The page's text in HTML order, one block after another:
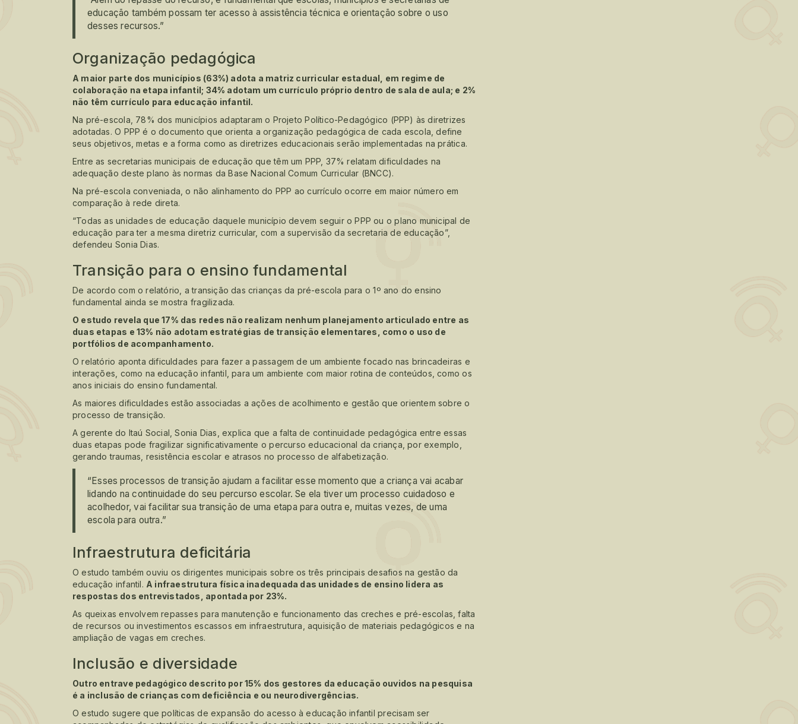
educação também possam ter acesso à assistência técnica e orientação sobre o uso
desses recursos.”
Organização pedagógica
A maior parte dos municípios (63%) adota a matriz curricular estadual, em regime de
colaboração na etapa infantil; 34% adotam um currículo próprio dentro de sala de aula; e 2%
não têm currículo para educação infantil.
Na pré-escola, 78% dos municípios adaptaram o Projeto Político-Pedagógico (PPP) às diretrizes
adotadas. O PPP é o documento que orienta a organização pedagógica de cada escola, define
seus objetivos, metas e a forma como as diretrizes educacionais serão implementadas na prática.
Entre as secretarias municipais de educação que têm um PPP, 37% relatam dificuldades na
adequação deste plano às normas da Base Nacional Comum Curricular (BNCC).
Na pré-escola conveniada, o não alinhamento do PPP ao currículo ocorre em maior número em
comparação à rede direta.
“Todas as unidades de educação daquele município devem seguir o PPP ou o plano municipal de
educação para ter a mesma diretriz curricular, com a supervisão da secretaria de educação”,
defendeu Sonia Dias.
Transição para o ensino fundamental
De acordo com o relatório, a transição das crianças da pré-escola para o 1º ano do ensino
fundamental ainda se mostra fragilizada.
O estudo revela que 17% das redes não realizam nenhum planejamento articulado entre as
duas etapas e 13% não adotam estratégias de transição elementares, como o uso de
portfólios de acompanhamento.
O relatório aponta dificuldades para fazer a passagem de um ambiente focado nas brincadeiras e
interações, como na educação infantil, para um ambiente com maior rotina de conteúdos, como os
anos iniciais do ensino fundamental.
As maiores dificuldades estão associadas a ações de acolhimento e gestão que orientem sobre o
processo de transição.
A gerente do Itaú Social, Sonia Dias, explica que a falta de continuidade pedagógica entre essas
duas etapas pode fragilizar significativamente o percurso educacional da criança, por exemplo,
gerando traumas, resistência escolar e atrasos no processo de alfabetização.
“Esses processos de transição ajudam a facilitar esse momento que a criança vai acabar
lidando na continuidade do seu percurso escolar. Se ela tiver um processo cuidadoso e
acolhedor, vai facilitar sua transição de uma etapa para outra e, muitas vezes, de uma
escola para outra.”
Infraestrutura deficitária
O estudo também ouviu os dirigentes municipais sobre os três principais desafios na gestão da
educação infantil. A infraestrutura física inadequada das unidades de ensino lidera as
respostas dos entrevistados, apontada por 23%.
As queixas envolvem repasses para manutenção e funcionamento das creches e pré-escolas, falta
de recursos ou investimentos escassos em infraestrutura, aquisição de materiais pedagógicos e na
ampliação de vagas em creches.
Inclusão e diversidade
Outro entrave pedagógico descrito por 15% dos gestores da educação ouvidos na pesquisa
é a inclusão de crianças com deficiência e ou neurodivergências.
O estudo sugere que políticas de expansão do acesso à educação infantil precisam ser